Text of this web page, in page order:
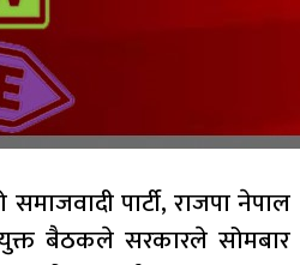
पार्टी, राजपा नेपाल
बैठकले सरकारले सोमबार